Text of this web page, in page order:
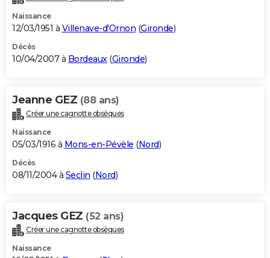
Naissance
12/03/1951 à Villenave-d'Ornon (Gironde)
Décès
10/04/2007 à Bordeaux(Gironde)
Jeanne GEZ (88 ans)
Créer une cagnotte obsèques
Naissance
05/03/1916 à Mons-en-Pévèle (Nord)
Décès
08/11/2004 à Seclin (Nord)
Jacques GEZ (52 ans)
Créer une cagnotte obsèques
Naissance